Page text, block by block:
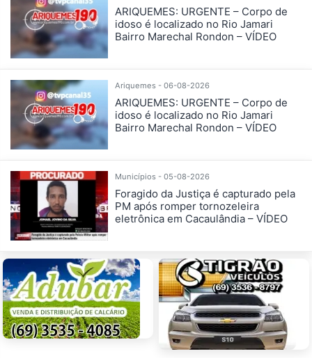
ARIQUEMES: URGENTE – Corpo de
idoso é localizado no Rio Jamari
Bairro Marechal Rondon – VÍDEO
Ariquemes - 06-08-2026
ARIQUEMES: URGENTE – Corpo de
idoso é localizado no Rio Jamari
Bairro Marechal Rondon – VÍDEO
Municípios - 05-08-2026
Foragido da Justiça é capturado pela
PM após romper tornozeleira
eletrônica em Cacaulândia – VÍDEO